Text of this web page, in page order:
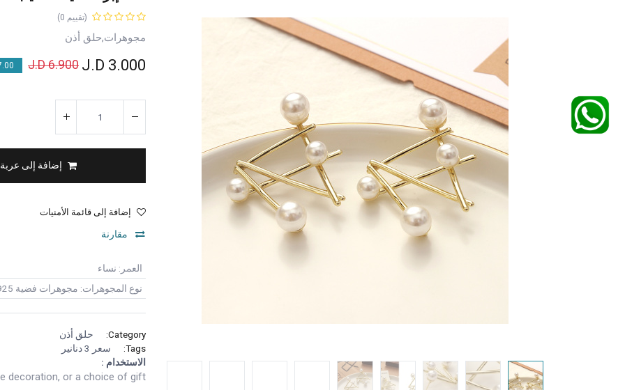
(تقييم 0)
مجوهرات,حلق أذن
3.000
6.900
J.D
% OFF
إضافة إلى
إضافة إلى قائمة الأمنيات
مقارنة
العمر : نساء
نوع المجوهرات: مجوهرات فضية 925
Category:
حلق أذن
Tags:
سعر 3 دنانير
الاستخدام :
decoration, or a choice of gift.